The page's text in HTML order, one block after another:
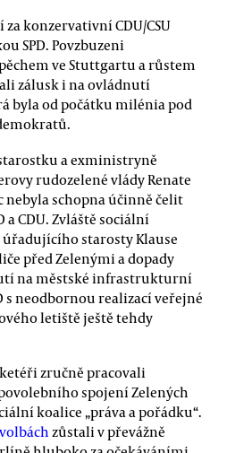
konzervativní CDU/CSU
SPD. Povzbuzeni
ve Stuttgartu a růstem
zálusk i na ovládnutí
byla od počátku milénia pod
a exministryně
rudozelené vlády Renate
nebyla schopna účinně čelit
CDU. Zvláště sociální
starosty Klause
před Zelenými a dopady
na městské infrastrukturní
s neodbornou realizací veřejné
letiště ještě tehdy
zručně pracovali
spojení Zelených
koalice „práva a pořádku“.
zůstali v převážně